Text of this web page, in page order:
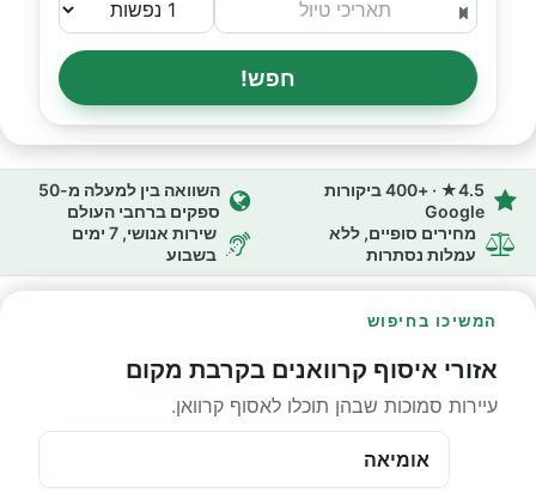
חפש!
4.5★ · +400 ביקורות
Google
השוואה בין למעלה מ-50
ספקים ברחבי העולם
מחירים סופיים, ללא
עמלות נסתרות
שירות אנושי, 7 ימים
בשבוע
המשיכו בחיפוש
אזורי איסוף קרוואנים בקרבת מקום
עיירות סמוכות שבהן תוכלו לאסוף קרוואן.
אומיאה